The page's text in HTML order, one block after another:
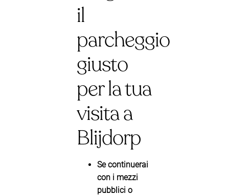
il
parcheggio
giusto
per la tua
visita a
Blijdorp
Se continuerai
con i mezzi
pubblici o